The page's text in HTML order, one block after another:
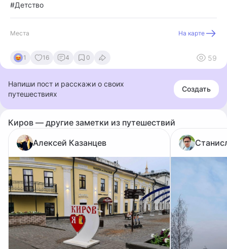
#Детство
Места На карте
1 16 4 0 59
Напиши пост и расскажи о своих
путешествиях
Создать
Киров — другие заметки из путешествий
Алексей Казанцев